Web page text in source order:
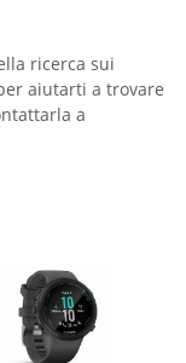
ricerca sui
aiutarti a trovare
a